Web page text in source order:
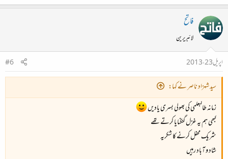
شہر دلّی میں ہے سب پاس نشانی اس کی​
کیا عوض چاہ کا تھا خصمیِ جانی اس کی​
آبلے کی سی طرح ٹھیس لگی، پھوٹ بہے​
اب گئے اس کے جز افسوس نہیں کچھ حاصل​
فاتح
لائبریرین
اپریل 23، 2013
#6
سید شہزاد ناصر نے کہا:
زمانہ طالبعلمی کی بھولی بسری یادیں
کبھی ہم یہ غزل گنگنایا کرتے تھے
شریک محفل کرنے کا شکریہ
شاد و آباد رہیں